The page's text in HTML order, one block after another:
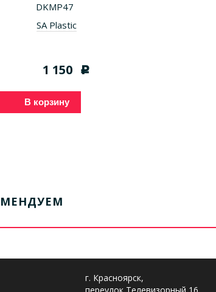
DKMP47
SA Plastic
1 150 c
В корзину
г. Красноярск,